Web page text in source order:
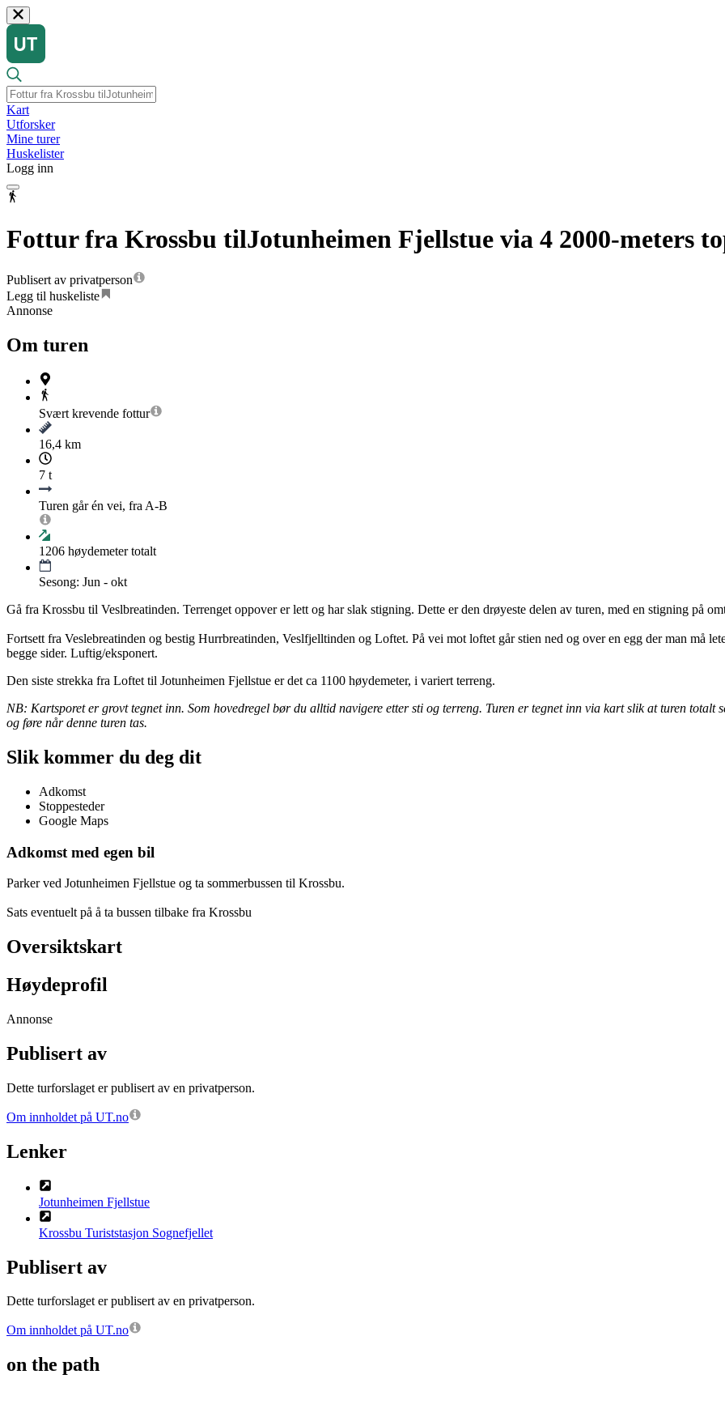
Kart
Utforsker
Mine turer
Huskelister
Logg inn
Fottur fra Krossbu tilJotunheimen Fjellstue via 4 2000-meters
Publisert av privatperson
Legg til huskeliste
Annonse
Om turen
Svært krevende fottur
16,4 km
7 t
Turen går én vei, fra A-B
1206 høydemeter totalt
Sesong: Jun - okt
Gå fra Krossbu til Veslbreatinden. Terrenget oppover er lett og har slak stigning. Dette er den drøyeste delen av turen, med en stigning på
Fortsett fra Veslebreatinden og bestig Hurrbreatinden, Veslfjelltinden og Loftet. På vei mot loftet går stien ned og over en egg der man må
begge sider. Luftig/eksponert.
Den siste strekka fra Loftet til Jotunheimen Fjellstue er det ca 1100 høydemeter, i variert terreng.
NB: Kartsporet er grovt tegnet inn. Som hovedregel bør du alltid navigere etter sti og terreng. Turen er tegnet inn via kart slik at turen
og føre når denne turen tas.
Slik kommer du deg dit
Adkomst
Stoppesteder
Google Maps
Adkomst med egen bil
Parker ved Jotunheimen Fjellstue og ta sommerbussen til Krossbu.
Sats eventuelt på å ta bussen tilbake fra Krossbu
Oversiktskart
Høydeprofil
Annonse
Publisert av
Dette turforslaget er publisert av en privatperson.
Om innholdet på UT.no
Lenker
Jotunheimen Fjellstue
Krossbu Turiststasjon Sognefjellet
Publisert av
Dette turforslaget er publisert av en privatperson.
Om innholdet på UT.no
on the path